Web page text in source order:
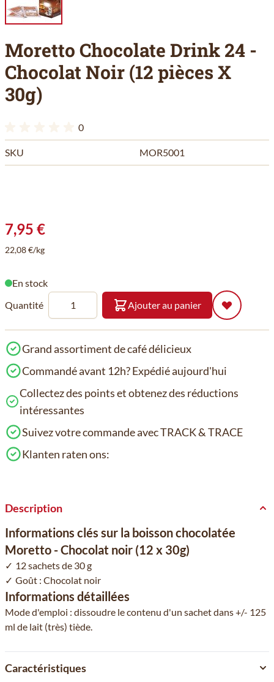
Moretto Chocolate Drink 24 -
Chocolat Noir (12 pièces X
30g)
0
SKU MOR5001
7,95 €
22,08 €/kg
En stock
Quantité
Ajouter au panier
Grand assortiment de café délicieux
Commandé avant 12h? Expédié aujourd'hui
Collectez des points et obtenez des réductions
intéressantes
Suivez votre commande avec TRACK & TRACE
Klanten raten ons:
Description
Informations clés sur la boisson chocolatée
Moretto - Chocolat noir (12 x 30g)
12 sachets de 30 g
Goût : Chocolat noir
Informations détaillées
Mode d'emploi : dissoudre le contenu d'un sachet dans +/- 125
ml de lait (très) tiède.
Caractéristiques